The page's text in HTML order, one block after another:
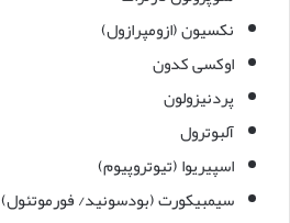
نکسیون (ازومپرازول)
اوکسی کدون
پردنیزولون
آلبوترول
اسپیریوا (تیوتروپیوم)
سیمبیکورت (بودسونید/ فورموتئول)